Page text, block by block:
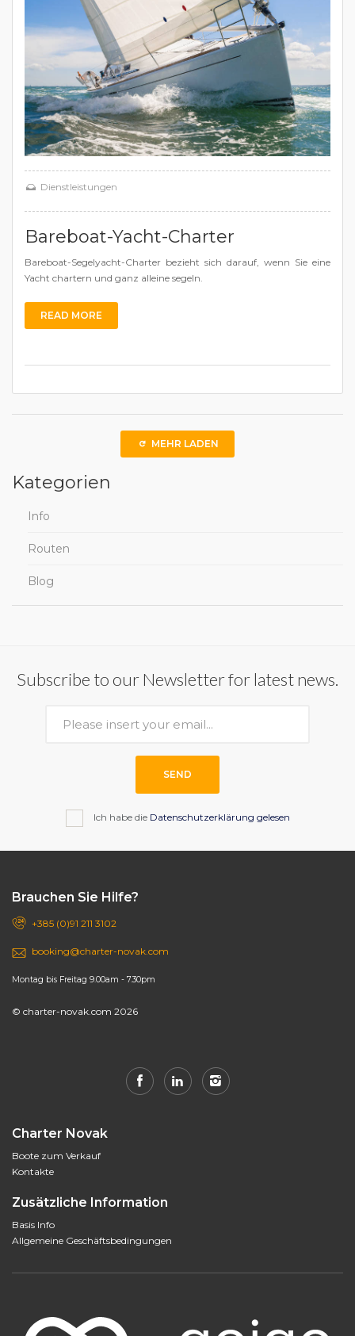
Dienstleistungen
Bareboat-Yacht-Charter
Bareboat-Segelyacht-Charter bezieht sich darauf, wenn Sie eine
Yacht chartern und ganz alleine segeln.
READ MORE
MEHR LADEN
Kategorien
Info
Routen
Blog
Subscribe to our Newsletter for latest news.
SEND
Ich habe die Datenschutzerklärung gelesen
Brauchen Sie Hilfe?
+385 (0)91 211 3102
booking@charter-novak.com
Montag bis Freitag 9.00am - 7.30pm
© charter-novak.com 2026
Charter Novak
Boote zum Verkauf
Kontakte
Zusätzliche Information
Basis Info
Allgemeine Geschäftsbedingungen